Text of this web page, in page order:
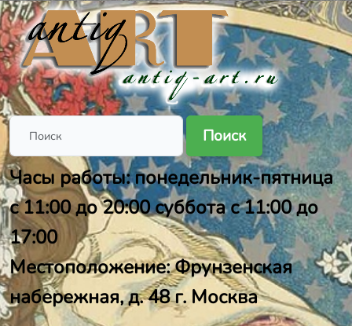
Поиск
Часы работы: понедельник-пятница
с 11:00 до 20:00 суббота с 11:00 до
17:00
Местоположение: Фрунзенская
набережная, д. 48 г. Москва